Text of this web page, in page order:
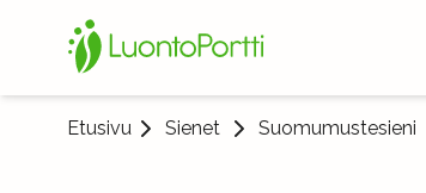
Etusivu Sienet Suomumustesieni